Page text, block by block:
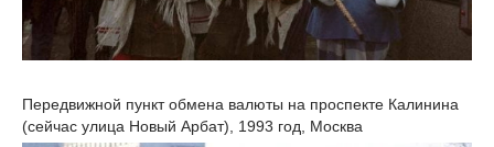
Передвижной пункт обмена валюты на проспекте Калинина
(сейчас улица Новый Арбат), 1993 год, Москва